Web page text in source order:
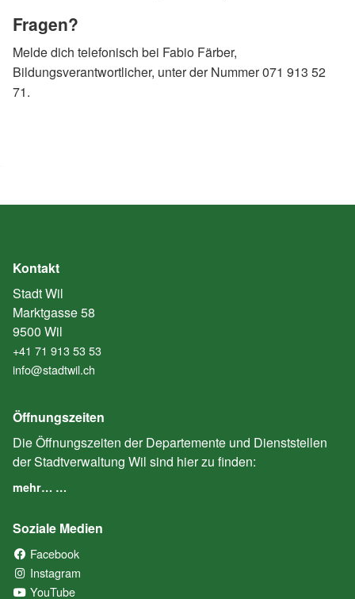
Fragen?
Melde dich telefonisch bei Fabio Färber,
Bildungsverantwortlicher, unter der Nummer 071 913 52
71.
Kontakt
Stadt Wil
Marktgasse 58
9500 Wil
+41 71 913 53 53
info@stadtwil.ch
Öffnungszeiten
Die Öffnungszeiten der Departemente und Dienststellen
der Stadtverwaltung Wil sind hier zu finden:
mehr… …
Soziale Medien
Facebook
Instagram
YouTube